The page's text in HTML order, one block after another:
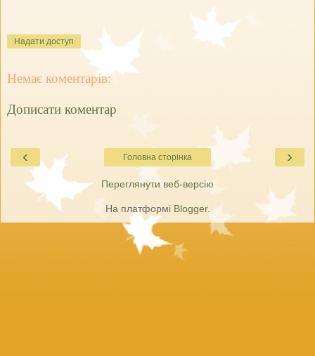
Надати доступ
Немає коментарів:
Дописати коментар
‹ ›
Головна сторінка
Переглянути веб-версію
На платформі Blogger.